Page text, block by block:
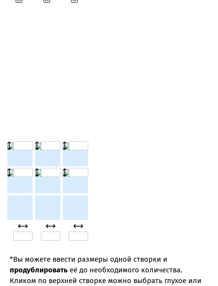
*Вы можете ввести размеры одной створки и
продублировать её до необходимого количества.
Кликом по верхней створке можно выбрать глухое или